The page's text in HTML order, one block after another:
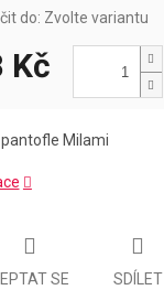
do: Zvolte variantu
Kč
pantofle Milami
SE SDÍLET